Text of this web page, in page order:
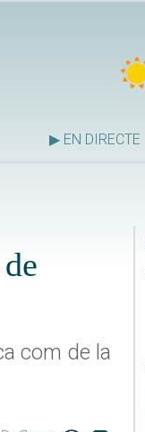
▶ EN DIRECTE
com de la